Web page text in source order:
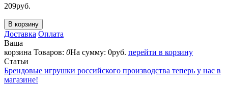
209руб.
В корзину
Доставка Оплата
Ваша
корзина Товаров: 0На сумму: 0руб. перейти в корзину
Статьи
Брендовые игрушки российского производства теперь у нас в
магазине!